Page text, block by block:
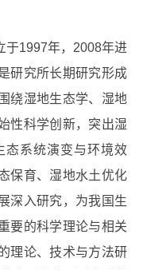
1997年，2008年进
研究所长期研究形成
绕湿地生态学、湿地
性科学创新，突出湿
态系统演变与环境效
保育、湿地水土优化
深入研究，为我国生
要的科学理论与相关
理论、技术与方法研